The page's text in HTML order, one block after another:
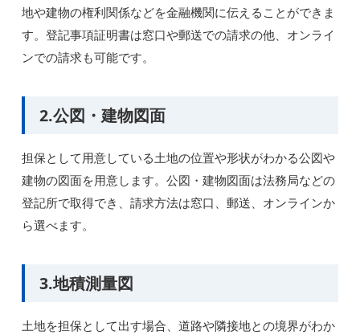
地や建物の権利関係などを金融機関に伝えることができま
す。登記事項証明書は窓口や郵送での請求の他、オンライ
ンでの請求も可能です。
2.公図・建物図面
担保として用意している土地の位置や形状がわかる公図や
建物の図面を用意します。公図・建物図面は法務局などの
登記所で取得でき、請求方法は窓口、郵送、オンラインか
ら選べます。
3.地積測量図
土地を担保として出す場合、道路や隣接地との境界がわか